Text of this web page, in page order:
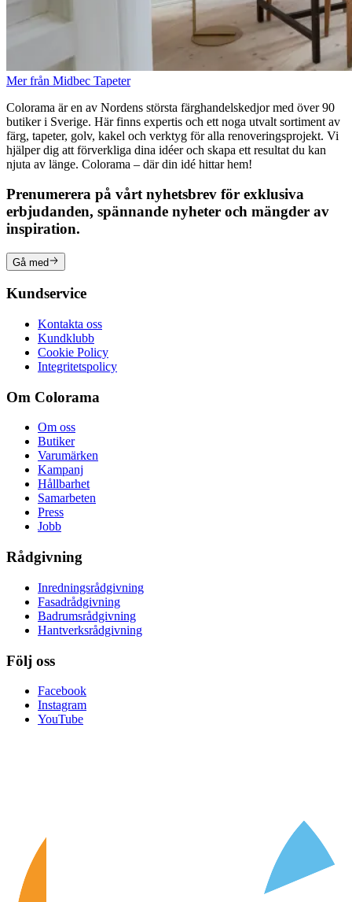
Mer från Midbec Tapeter
Colorama är en av Nordens största färghandelskedjor med över 90
butiker i Sverige. Här finns expertis och ett noga utvalt sortiment av
färg, tapeter, golv, kakel och verktyg för alla renoveringsprojekt. Vi
hjälper dig att förverkliga dina idéer och skapa ett resultat du kan
njuta av länge. Colorama – där din idé hittar hem!
Prenumerera på vårt nyhetsbrev för exklusiva
erbjudanden, spännande nyheter och mängder av
inspiration.
Gå med
Kundservice
Kontakta oss
Kundklubb
Cookie Policy
Integritetspolicy
Om Colorama
Om oss
Butiker
Varumärken
Kampanj
Hållbarhet
Samarbeten
Press
Jobb
Rådgivning
Inredningsrådgivning
Fasadrådgivning
Badrumsrådgivning
Hantverksrådgivning
Följ oss
Facebook
Instagram
YouTube